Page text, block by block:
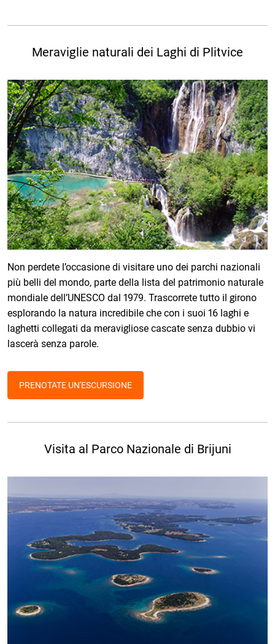
Meraviglie naturali dei Laghi di Plitvice
Non perdete l’occasione di visitare uno dei parchi nazionali
più belli del mondo, parte della lista del patrimonio naturale
mondiale dell’UNESCO dal 1979. Trascorrete tutto il girono
esplorando la natura incredibile che con i suoi 16 laghi e
laghetti collegati da meravigliose cascate senza dubbio vi
lascerà senza parole.
PRENOTATE UN'ESCURSIONE
Visita al Parco Nazionale di Brijuni